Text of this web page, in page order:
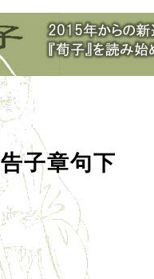
告子章句下